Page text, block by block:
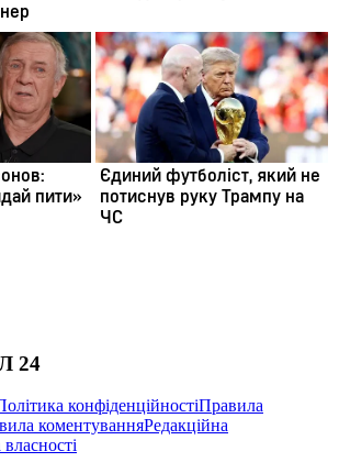
24
конфіденційностіПравила
коментуванняРедакційна